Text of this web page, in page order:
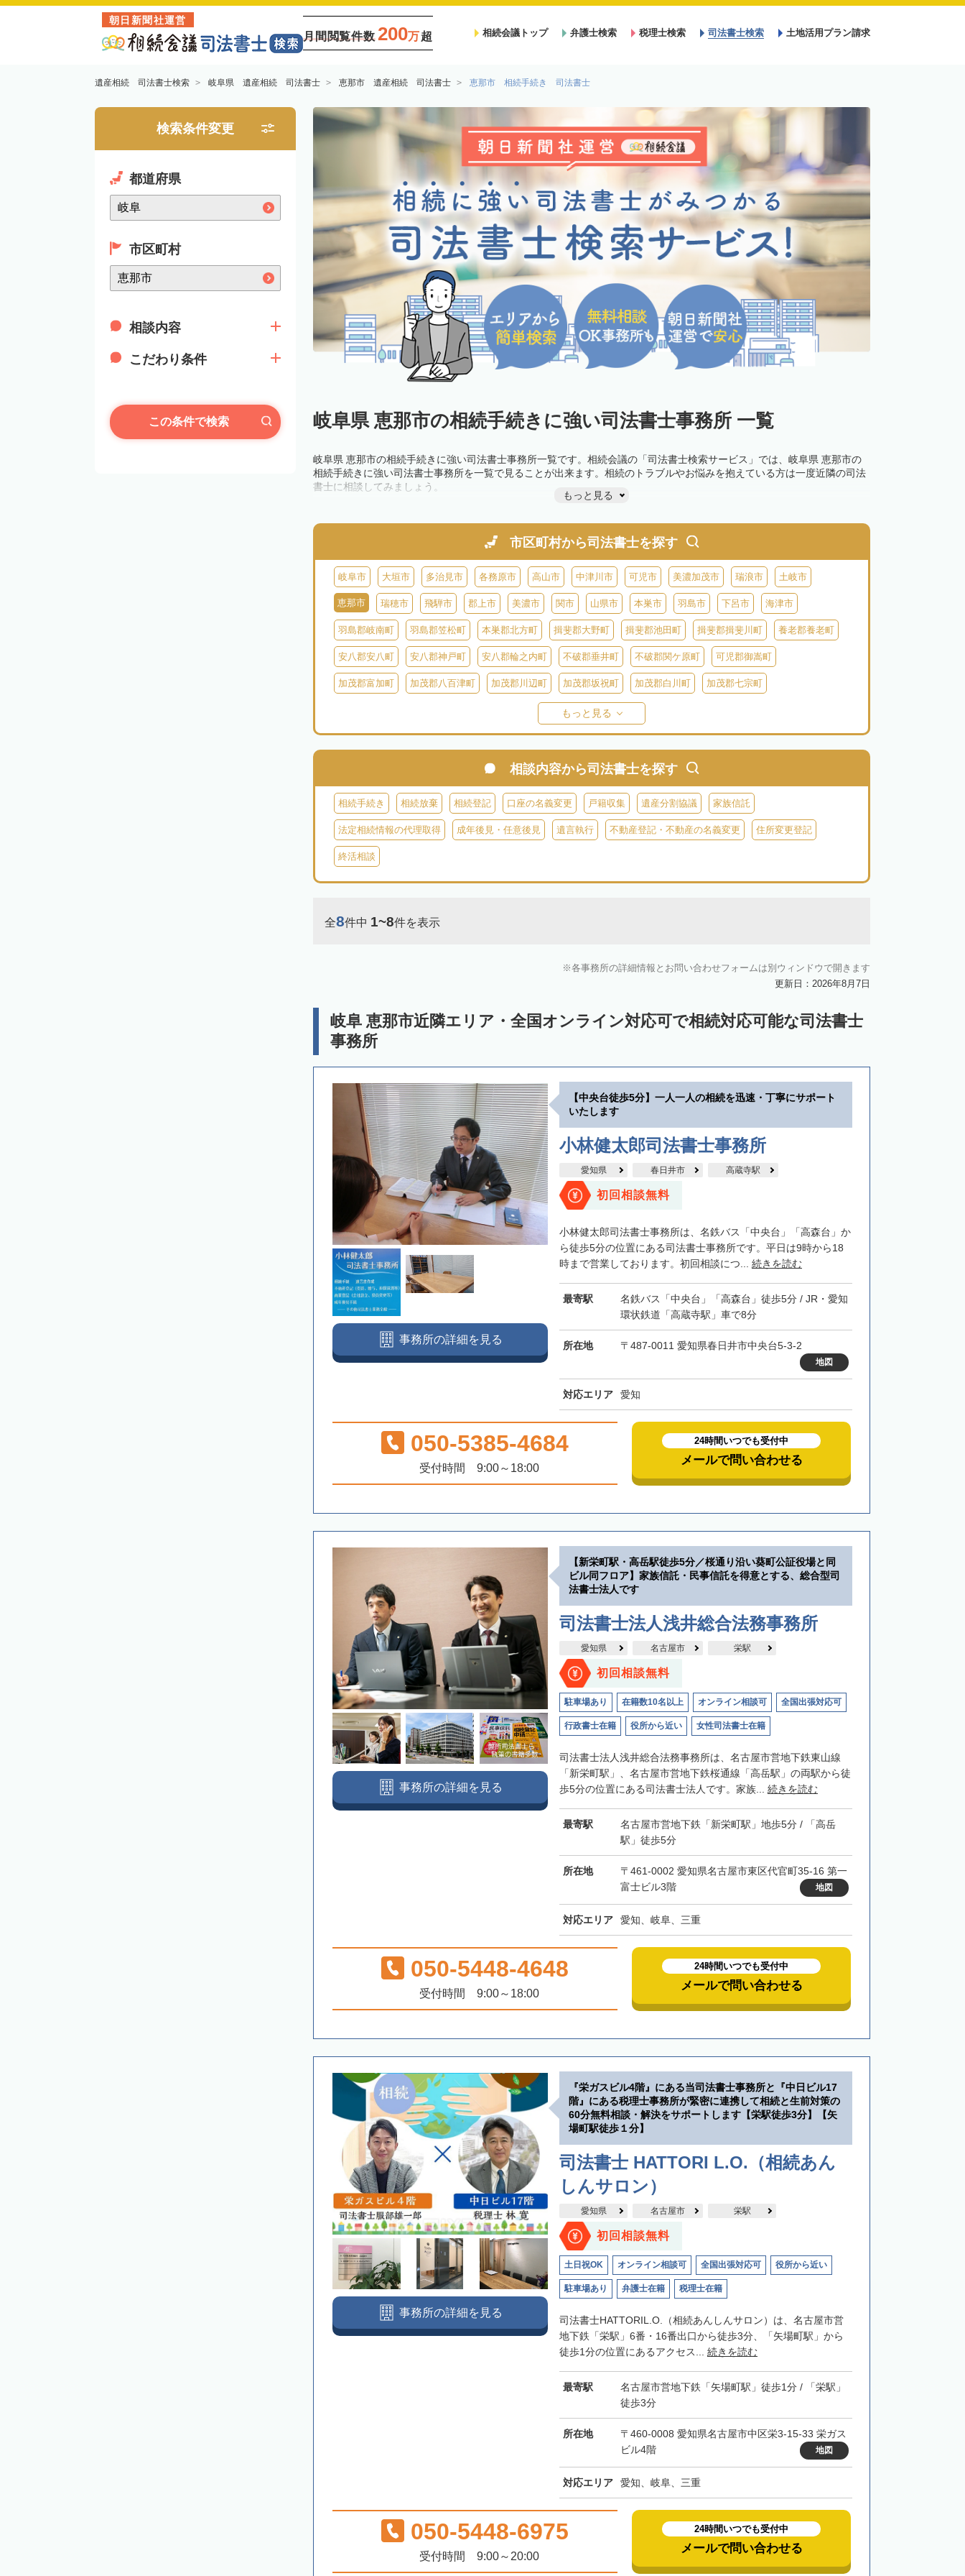
朝日新聞社運営
月間閲覧件数 200万超 相続会議トップ 弁護士検索 税理士検索 司法書士検索 土地活用プラン請求
遺産相続 司法書士検索 岐阜県 遺産相続 司法書士 恵那市 遺産相続 司法書士 恵那市 相続手続き 司法書士
検索条件変更
都道府県
市区町村
相談内容
こだわり条件
この条件で検索 岐阜県 恵那市の相続手続きに強い司法書士事務所 一覧
岐阜県 恵那市の相続手続きに強い司法書士事務所一覧です。相続会議の「司法書士検索サービス」では、岐阜県 恵那市の
相続手続きに強い司法書士事務所を一覧で見ることが出来ます。相続のトラブルやお悩みを抱えている方は一度近隣の司法
書士に相談してみましょう。
もっと見る
市区町村から司法書士を探す
岐阜市 大垣市 多治見市 各務原市 高山市 中津川市 可児市 美濃加茂市 瑞浪市 土岐市
恵那市 瑞穂市 飛騨市 郡上市 美濃市 関市 山県市 本巣市 羽島市 下呂市 海津市
羽島郡岐南町 羽島郡笠松町 本巣郡北方町 揖斐郡大野町 揖斐郡池田町 揖斐郡揖斐川町 養老郡養老町
安八郡安八町 安八郡神戸町 安八郡輪之内町 不破郡垂井町 不破郡関ケ原町 可児郡御嵩町
加茂郡富加町 加茂郡八百津町 加茂郡川辺町 加茂郡坂祝町 加茂郡白川町 加茂郡七宗町
もっと見る
相談内容から司法書士を探す
相続手続き 相続放棄 相続登記 口座の名義変更 戸籍収集 遺産分割協議 家族信託
法定相続情報の代理取得 成年後見・任意後見 遺言執行 不動産登記・不動産の名義変更 住所変更登記
終活相談
全8件中 1~8件を表示
各事務所の詳細情報とお問い合わせフォームは別ウィンドウで開きます
更新日：2026年8月7日
岐阜 恵那市近隣エリア・全国オンライン対応可で相続対応可能な司法書士
事務所
【中央台徒歩5分】一人一人の相続を迅速・丁寧にサポート
いたします
小林健太郎司法書士事務所
愛知県 春日井市 高蔵寺駅
初回相談無料
小林健太郎司法書士事務所は、名鉄バス「中央台」「高森台」か
ら徒歩5分の位置にある司法書士事務所です。平日は9時から18
時まで営業しております。初回相談につ... 続きを読む
最寄駅
名鉄バス「中央台」「高森台」徒歩5分 / JR・愛知
環状鉄道「高蔵寺駅」車で8分
所在地 〒487-0011 愛知県春日井市中央台5-3-2
地図
対応エリア 愛知
事務所の詳細を見る
050-5385-4684
受付時間 9:00～18:00
24時間いつでも受付中
メールで問い合わせる
【新栄町駅・高岳駅徒歩5分／桜通り沿い葵町公証役場と同
ビル同フロア】家族信託・民事信託を得意とする、総合型司
法書士法人です
司法書士法人浅井総合法務事務所
愛知県 名古屋市 栄駅
初回相談無料
駐車場あり 在籍数10名以上 オンライン相談可 全国出張対応可
行政書士在籍 役所から近い 女性司法書士在籍
司法書士法人浅井総合法務事務所は、名古屋市営地下鉄東山線
「新栄町駅」、名古屋市営地下鉄桜通線「高岳駅」の両駅から徒
歩5分の位置にある司法書士法人です。家族... 続きを読む
最寄駅
名古屋市営地下鉄「新栄町駅」地歩5分 / 「高岳
駅」徒歩5分
所在地
〒461-0002 愛知県名古屋市東区代官町35-16 第一
富士ビル3階
地図
対応エリア 愛知、岐阜、三重
事務所の詳細を見る
050-5448-4648
受付時間 9:00～18:00
24時間いつでも受付中
メールで問い合わせる
『栄ガスビル4階』にある当司法書士事務所と『中日ビル17
階』にある税理士事務所が緊密に連携して相続と生前対策の
60分無料相談・解決をサポートします【栄駅徒歩3分】【矢
場町駅徒歩１分】
司法書士 HATTORI L.O.（相続あん
しんサロン）
愛知県 名古屋市 栄駅
初回相談無料
土日祝OK オンライン相談可 全国出張対応可 役所から近い
駐車場あり 弁護士在籍 税理士在籍
司法書士HATTORIL.O.（相続あんしんサロン）は、名古屋市営
地下鉄「栄駅」6番・16番出口から徒歩3分、「矢場町駅」から
徒歩1分の位置にあるアクセス... 続きを読む
最寄駅
名古屋市営地下鉄「矢場町駅」徒歩1分 / 「栄駅」
徒歩3分
所在地
〒460-0008 愛知県名古屋市中区栄3-15-33 栄ガス
ビル4階
地図
対応エリア 愛知、岐阜、三重
事務所の詳細を見る
050-5448-6975
受付時間 9:00～20:00
24時間いつでも受付中
メールで問い合わせる